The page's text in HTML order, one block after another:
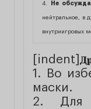
4. Не
нейтральное, в
внутриигровых
[indent]
1. Во
маски.
2. Для